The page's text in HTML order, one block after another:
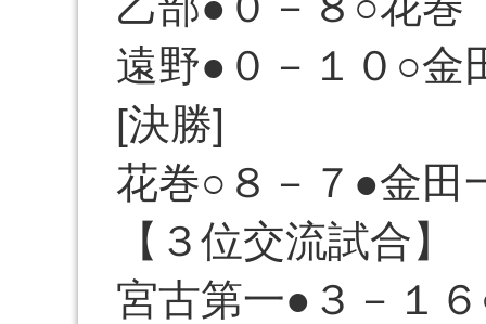
遠野●０－１０○金
[決勝]
花巻○８－７●金田
【３位交流試合】
宮古第一●３－１